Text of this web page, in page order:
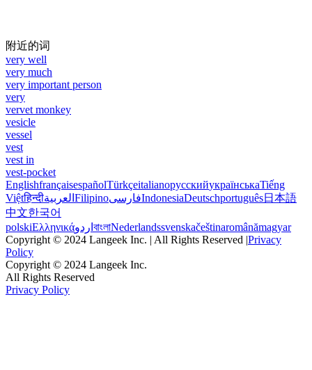
附近的词
very well
very much
very important person
very
vervet monkey
vesicle
vessel
vest
vest in
vest-pocket
EnglishfrançaisespañolTürkçeitalianoрусскийукраїнськаTiếng
Việtहिन्दीالعربية FilipinoفارسیIndonesiaDeutschportuguês日本語
中文한국어
polskiΕλληνικάاردو বাংলাNederlandssvenskačeštinaromânămagyar
Copyright © 2024 Langeek Inc. | All Rights Reserved |Privacy
Policy
Copyright © 2024 Langeek Inc.
All Rights Reserved
Privacy Policy